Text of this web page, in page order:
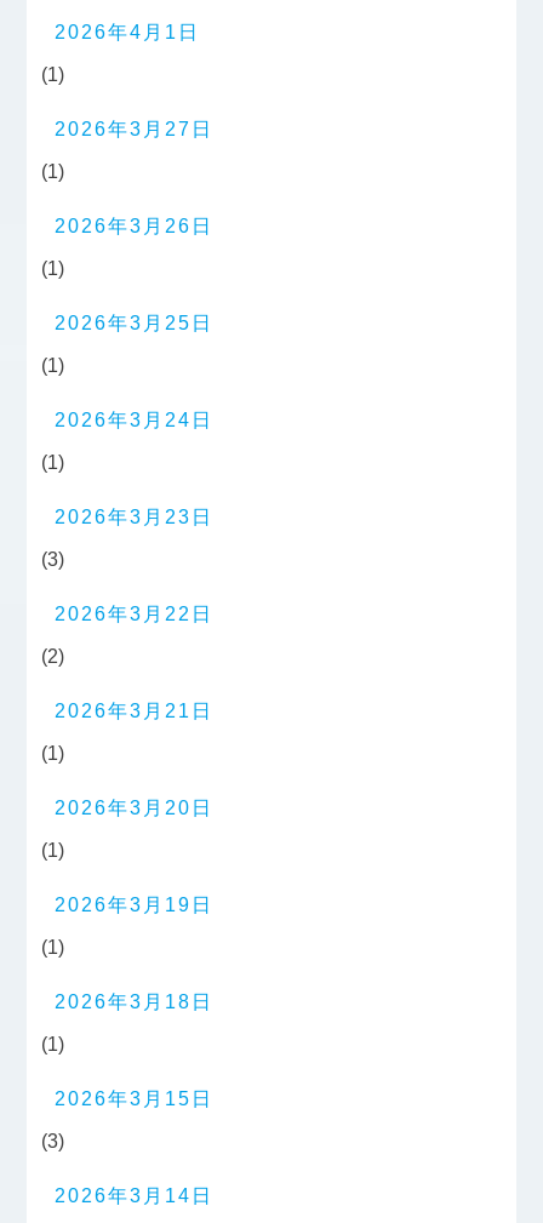
2026年4月1日
(1)
2026年3月27日
(1)
2026年3月26日
(1)
2026年3月25日
(1)
2026年3月24日
(1)
2026年3月23日
(3)
2026年3月22日
(2)
2026年3月21日
(1)
2026年3月20日
(1)
2026年3月19日
(1)
2026年3月18日
(1)
2026年3月15日
(3)
2026年3月14日